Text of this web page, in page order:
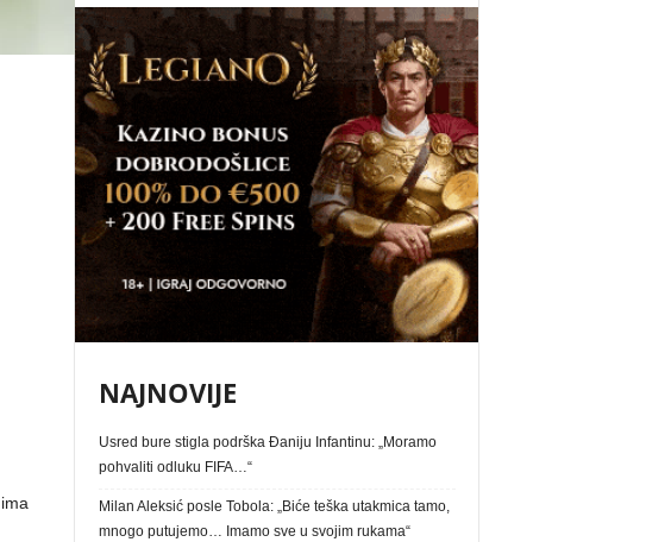
NAJNOVIJE
Usred bure stigla podrška Đaniju Infantinu: „Moramo
pohvaliti odluku FIFA…“
Milan Aleksić posle Tobola: „Biće teška utakmica tamo,
mnogo putujemo… Imamo sve u svojim rukama“